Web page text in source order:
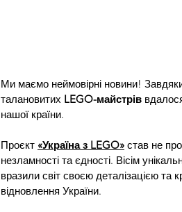
Ми маємо неймовірні новини!
талановитих LEGO-майстрів
нашої країни.
Проєкт «Україна з LEGO» став не
незламності та єдності. Вісім
вразили світ своєю деталізацією
відновлення України.